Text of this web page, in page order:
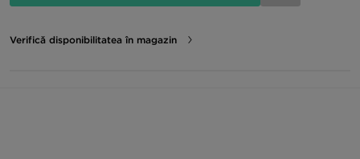
Verifică disponibilitatea în magazin